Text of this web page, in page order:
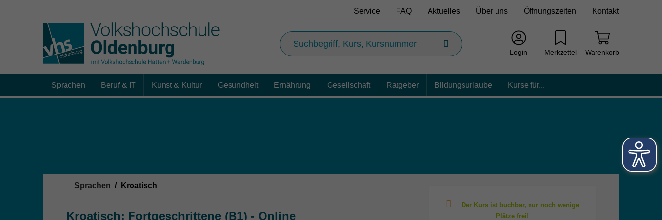
Service FAQ Aktuelles Über uns Öffnungszeiten Kontakt
Login Merkzettel Warenkorb
Sprachen Beruf & IT Kunst & Kultur Gesundheit Ernährung Gesellschaft Ratgeber Bildungsurlaube Kurse für...
Sprachen Kroatisch
Kroatisch: Fortgeschrittene (B1) - Online